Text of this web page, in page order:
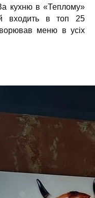
За кухню в «Теплому»
входить в топ 25
меню в усіх